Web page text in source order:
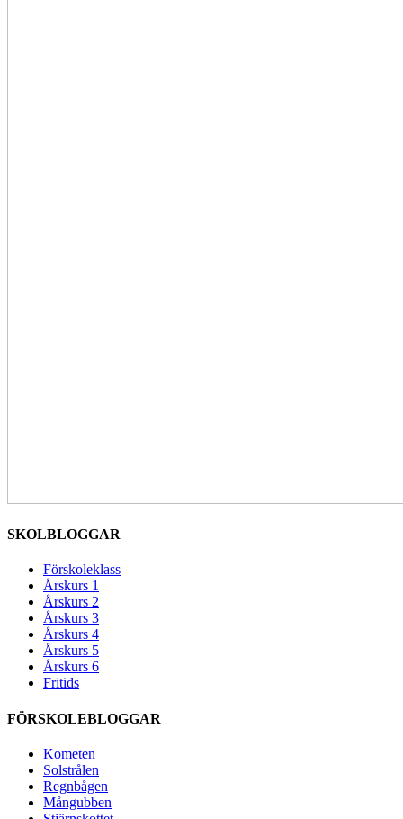
SKOLBLOGGAR
Förskoleklass
Årskurs 1
Årskurs 2
Årskurs 3
Årskurs 4
Årskurs 5
Årskurs 6
Fritids
FÖRSKOLEBLOGGAR
Kometen
Solstrålen
Regnbågen
Mångubben